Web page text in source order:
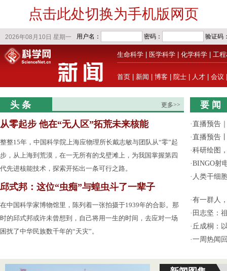
点击此处切换为手机版网页
生命科学 医学科学 化学科学 工
首页 新闻 博客 院士 人才 会议
头 条 更多>>
从零起步 他在“无人区”拓荒未来核能
整整15年，中国科学院上海应物理所长戴志敏与团队从“零”起
步，从上海到荒漠，在一无所有的戈壁滩上，为我国掌握第四
代先进核能技术，探索开拓出一条可行之路。
邱式邦：这位“虫痴”与蝗虫斗了一辈子
在中国科学家博物馆里，陈列着一张拍摄于1939年的合影。那
时的邱式邦或许未曾想到，自己将用一生的时间，去应对一场
困扰了中华民族数千年的“天灾”。
要 闻
·直播预告
·直播预告
·科研绘图
·BINGO射
· 人类干细
·有一群人
· 田志坚：
· 丘成桐：
·一周热闻